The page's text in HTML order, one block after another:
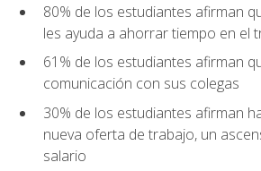
80% de los estudiantes afirman
les ayuda a ahorrar tiempo en el
61% de los estudiantes afirman
comunicación con sus colegas
30% de los estudiantes afirman
nueva oferta de trabajo, un
salario